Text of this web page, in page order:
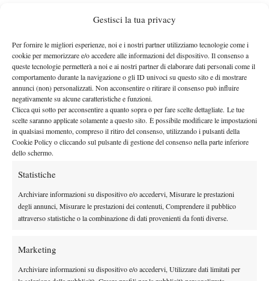
Gestisci la tua privacy
Per fornire le migliori esperienze, noi e i nostri partner utilizziamo tecnologie come i
cookie per memorizzare e/o accedere alle informazioni del dispositivo. Il consenso a
queste tecnologie permetterà a noi e ai nostri partner di elaborare dati personali come il
comportamento durante la navigazione o gli ID univoci su questo sito e di mostrare
annunci (non) personalizzati. Non acconsentire o ritirare il consenso può influire
negativamente su alcune caratteristiche e funzioni.
Clicca qui sotto per acconsentire a quanto sopra o per fare scelte dettagliate. Le tue
scelte saranno applicate solamente a questo sito. È possibile modificare le impostazioni
in qualsiasi momento, compreso il ritiro del consenso, utilizzando i pulsanti della
Cookie Policy o cliccando sul pulsante di gestione del consenso nella parte inferiore
dello schermo.
Statistiche
Archiviare informazioni su dispositivo e/o accedervi, Misurare le prestazioni
degli annunci, Misurare le prestazioni dei contenuti, Comprendere il pubblico
attraverso statistiche o la combinazione di dati provenienti da fonti diverse.
Marketing
Archiviare informazioni su dispositivo e/o accedervi, Utilizzare dati limitati per
senese è davvero pronto per tornare nei primi 100 o se invece la
ottiene ormai con regolarità buoni piazzamenti.
Infine adHonolulunelle Hawaii, vittoria del giapponeseGo
Soedache battendo l’americano Robby Ginepri in finale per 63
76, migliora il suo best ranking, raggiungendo l’88esima
posizione. L’ottimo momento per il tennis giapponese, che agli
Australian Open ha portato Nishikori fino ai quarti di finale, è
confermato dalla presenza di altri 2 tennisti nipponici nelle
semifinale di Honolulu: Tatsuma Ito, vincitore di Starace in
Australia e Yuichi Sugita, entrambi nati nell’88 ed entrambi con
Buon piazzamento anche per i due 92 statunitensi, Jack Sock
(303 atp) e Denis Kudla (218) che si sono spinti fino ai quarti di
qualificazione in Australia (Kudla) e ad una vittoria in un future
nei top 100, possono contare anche su questi ragazzi, che forse